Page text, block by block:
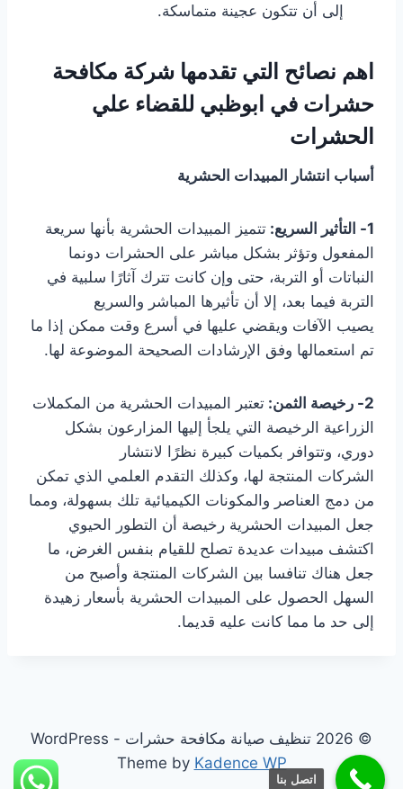
إلى أن تتكون عجينة متماسكة.
اهم نصائح التي تقدمها شركة مكافحة
حشرات في ابوظبي للقضاء علي
الحشرات
أسباب انتشار المبيدات الحشرية
1- التأثير السريع:
تتميز المبيدات الحشرية بأنها سريعة
المفعول وتؤثر بشكل مباشر على الحشرات دونما
النباتات أو التربة، حتى وإن كانت تترك آثارًا سلبية في
التربة فيما بعد، إلا أن تأثيرها المباشر والسريع
يصيب الآفات ويقضي عليها في أسرع وقت ممكن إذا ما
تم استعمالها وفق الإرشادات الصحيحة الموضوعة لها.
2- رخيصة الثمن:
تعتبر المبيدات الحشرية من المكملات
الزراعية الرخيصة التي يلجأ إليها المزارعون بشكل
دوري، وتتوافر بكميات كبيرة نظرًا لانتشار
الشركات المنتجة لها، وكذلك التقدم العلمي الذي تمكن
من دمج العناصر والمكونات الكيميائية تلك بسهولة، ومما
جعل المبيدات الحشرية رخيصة أن التطور الحيوي
اكتشف مبيدات عديدة تصلح للقيام بنفس الغرض، ما
جعل هناك تنافسا بين الشركات المنتجة وأصبح من
السهل الحصول على المبيدات الحشرية بأسعار زهيدة
إلى حد ما مما كانت عليه قديما.
© 2026 تنظيف صيانة مكافحة حشرات - WordPress
Theme by Kadence WP
اتصل بنا